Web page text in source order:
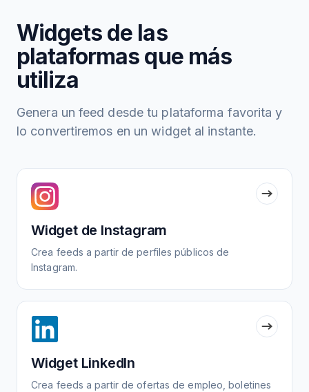
Widgets de las
plataformas que más
utiliza
Genera un feed desde tu plataforma favorita y
lo convertiremos en un widget al instante.
Widget de Instagram
Crea feeds a partir de perfiles públicos de
Instagram.
Widget LinkedIn
Crea feeds a partir de ofertas de empleo, boletines